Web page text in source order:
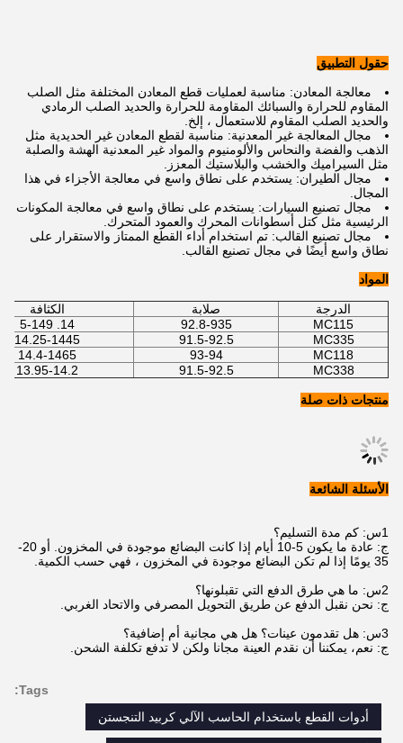
حقول التطبيق
معالجة المعادن: مناسبة لعمليات قطع المعادن المختلفة مثل الصلب
المقاوم للحرارة والسبائك المقاومة للحرارة والحديد الصلب الرمادي
والحديد الصلب المقاوم للاستعمال ، إلخ.
مجال المعالجة غير المعدنية: مناسبة لقطع المعادن غير الحديدية مثل
الذهب والفضة والنحاس والألومنيوم والمواد غير المعدنية الهشة والصلبة
مثل السيراميك والخشب والبلاستيك المعزز.
مجال الطيران: يستخدم على نطاق واسع في معالجة الأجزاء في هذا
المجال.
مجال تصنيع السيارات: يستخدم على نطاق واسع في معالجة المكونات
الرئيسية مثل كتل أسطوانات المحرك والعمود المتحرك.
مجال تصنيع القالب: تم استخدام أداء القطع الممتاز والاستقرار على
نطاق واسع أيضًا في مجال تصنيع القالب.
المواد
الدرجة صلابة
الكثافة
MC115
92.8-935
14. 5-149
MC335
91.5-92.5
14.25-1445
MC118
93-94
14.4-1465
MC338
91.5-92.5
13.95-14.2
منتجات ذات صلة
الأسئلة الشائعة
1س: كم مدة التسليم؟
ج: عادة ما يكون 5-10 أيام إذا كانت البضائع موجودة في المخزون. أو 20-
35 يومًا إذا لم تكن البضائع موجودة في المخزون ، فهي حسب الكمية.
2س: ما هي طرق الدفع التي تقبلونها؟
ج: نحن نقبل الدفع عن طريق التحويل المصرفي والاتحاد الغربي.
3س: هل تقدمون عينات؟ هل هي مجانية أم إضافية؟
ج: نعم، يمكننا أن نقدم العينة مجانا ولكن لا تدفع تكلفة الشحن.
Tags:
أدوات القطع باستخدام الحاسب الآلي كربيد التنجستن